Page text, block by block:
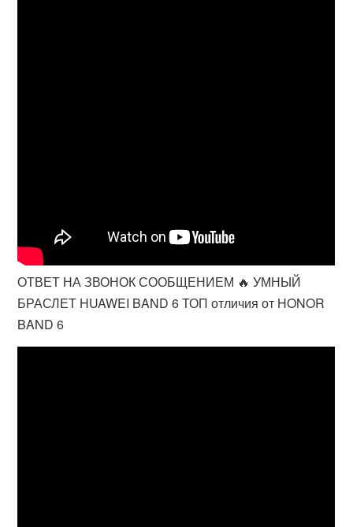
ОТВЕТ НА ЗВОНОК СООБЩЕНИЕМ 🔥 УМНЫЙ
БРАСЛЕТ HUAWEI BAND 6 ТОП отличия от HONOR
BAND 6